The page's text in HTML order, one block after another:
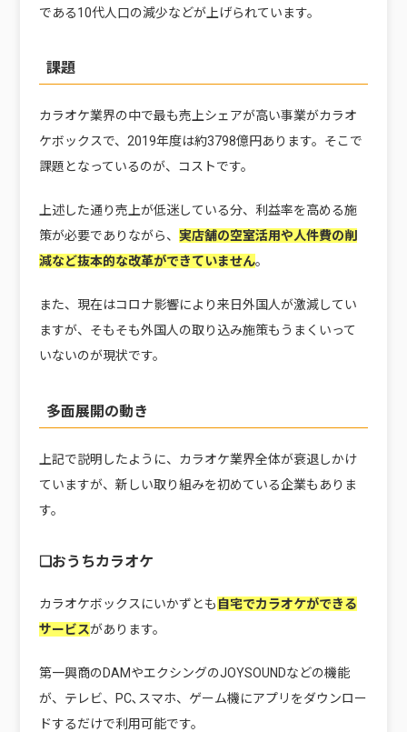
である10代人口の減少などが上げられています。
課題
カラオケ業界の中で最も売上シェアが高い事業がカラオ
ケボックスで、2019年度は約3798億円あります。そこで
課題となっているのが、コストです。
上述した通り売上が低迷している分、利益率を高める施
策が必要でありながら、 実店舗の空室活用や人件費の削
減など抜本的な改革ができていません。
また、現在はコロナ影響により来日外国人が激減してい
ますが、そもそも外国人の取り込み施策もうまくいって
いないのが現状です。
多面展開の動き
上記で説明したように、カラオケ業界全体が衰退しかけ
ていますが、新しい取り組みを初めている企業もありま
す。
❏おうちカラオケ
カラオケボックスにいかずとも 自宅でカラオケができる
サービスがあります。
第一興商のDAMやエクシングのJOYSOUNDなどの機能
が、テレビ、PC､スマホ、ゲーム機にアプリをダウンロー
ドするだけで利用可能です。